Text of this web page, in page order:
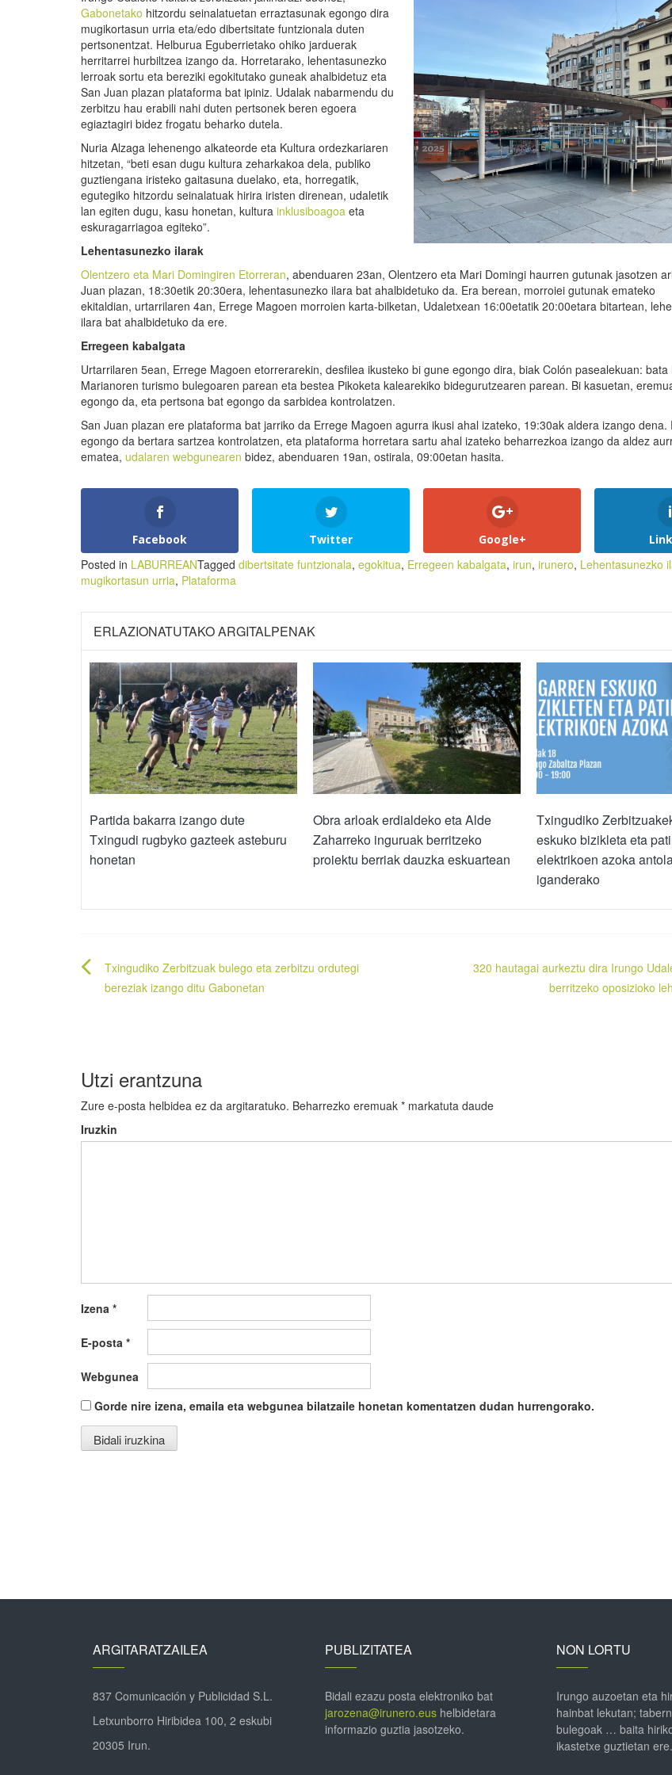
Gabonetako hitzordu seinalatuetan erraztasunak egongo dira
mugikortasun urria eta/edo dibertsitate funtzionala duten
pertsonentzat. Helburua Eguberrietako ohiko jarduerak
herritarrei hurbiltzea izango da. Horretarako, lehentasunezko
lerroak sortu eta bereziki egokitutako guneak ahalbidetuz eta
San Juan plazan plataforma bat ipiniz. Udalak nabarmendu du
zerbitzu hau erabili nahi duten pertsonek beren egoera
egiaztagiri bidez frogatu beharko dutela.
Nuria Alzaga lehenengo alkateorde eta Kultura ordezkariaren
hitzetan, “beti esan dugu kultura zeharkakoa dela, publiko
guztiengana iristeko gaitasuna duelako, eta, horregatik,
egutegiko hitzordu seinalatuak hirira iristen direnean, udaletik
lan egiten dugu, kasu honetan, kultura inklusiboagoa eta
eskuragarriagoa egiteko”.
Lehentasunezko ilarak
Olentzero eta Mari Domingiren Etorreran, abenduaren 23an, Olentzero eta Mari Domingi haurren gutunak jasotzen
Juan plazan, 18:30etik 20:30era, lehentasunezko ilara bat ahalbidetuko da. Era berean, morroiei gutunak emateko
ekitaldian, urtarrilaren 4an, Errege Magoen morroien karta-bilketan, Udaletxean 16:00etatik 20:00etara bitartean,
ilara bat ahalbidetuko da ere.
Erregeen kabalgata
Urtarrilaren 5ean, Errege Magoen etorrerarekin, desfilea ikusteko bi gune egongo dira, biak Colón pasealekuan: bata
Marianoren turismo bulegoaren parean eta bestea Pikoketa kalearekiko bidegurutzearen parean. Bi kasuetan,
egongo da, eta pertsona bat egongo da sarbidea kontrolatzen.
San Juan plazan ere plataforma bat jarriko da Errege Magoen agurra ikusi ahal izateko, 19:30ak aldera izango dena.
egongo da bertara sartzea kontrolatzen, eta plataforma horretara sartu ahal izateko beharrezkoa izango da aldez
ematea, udalaren webgunearen bidez, abenduaren 19an, ostirala, 09:00etan hasita.
Facebook Twitter Google+
Posted in LABURREANTagged dibertsitate funtzionala, egokitua, Erregeen kabalgata, irun, irunero, Lehentasunezko
mugikortasun urria, Plataforma
ERLAZIONATUTAKO ARGITALPENAK
Partida bakarra izango dute
Txingudi rugbyko gazteek asteburu
honetan
Obra arloak erdialdeko eta Alde
Zaharreko inguruak berritzeko
proiektu berriak dauzka eskuartean
Txingudiko
eskuko bizikleta eta
elektrikoen azoka
iganderako
Bidalketetan
zehar
Txingudiko Zerbitzuak bulego eta zerbitzu ordutegi
bereziak izango ditu Gabonetan
320 hautagai aurkeztu dira Irungo
berritzeko oposizioko
Utzi erantzuna
Zure e-posta helbidea ez da argitaratuko. Beharrezko eremuak * markatuta daude
Iruzkin
Izena *
E-posta *
Webgunea
Gorde nire izena, emaila eta webgunea bilatzaile honetan komentatzen dudan hurrengorako.
ARGITARATZAILEA
837 Comunicación y Publicidad S.L.
Letxunborro Hiribidea 100, 2 eskubi
20305 Irun.
PUBLIZITATEA
Bidali ezazu posta elektroniko bat
jarozena@irunero.eushelbidetara
informazio guztia jasotzeko.
NON LORTU
Irungo auzoetan eta
hainbat lekutan;
bulegoak … baita
ikastetxe guztietan ere.